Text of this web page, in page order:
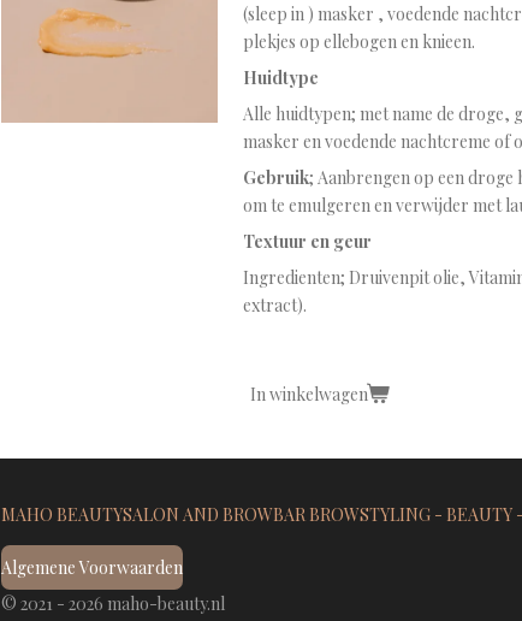
(sleep in ) masker , voedende
plekjes op ellebogen en knieen.
Huidtype
Alle huidtypen; met name de droge,
masker en voedende nachtcreme of
Gebruik; Aanbrengen op een droge
om te emulgeren en verwijder met
Textuur en geur
Ingredienten; Druivenpit olie,
extract).
In winkelwagen
MAHO BEAUTYSALON AND BROWBAR BROWSTYLING - BEAUTY
Algemene Voorwaarden
© 2021 - 2026 maho-beauty.nl